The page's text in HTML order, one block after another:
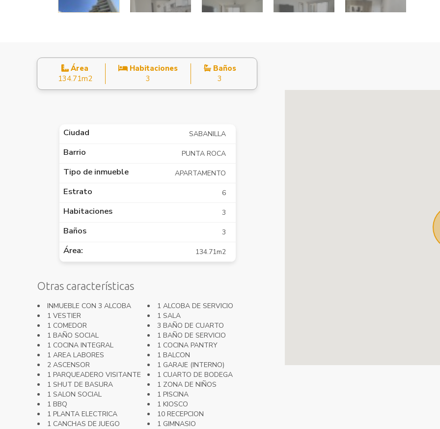
Área
134.71m2
Habitaciones
3
Baños
3
Ciudad SABANILLA
Barrio PUNTA ROCA
Tipo de inmueble APARTAMENTO
Estrato 6
Habitaciones 3
Baños 3
Área: 134.71m2
Otras características
INMUEBLE CON 3 ALCOBA
1 ALCOBA DE SERVICIO
1 VESTIER
1 SALA
1 COMEDOR
3 BAÑO DE CUARTO
1 BAÑO SOCIAL
1 BAÑO DE SERVICIO
1 COCINA INTEGRAL
1 COCINA PANTRY
1 AREA LABORES
1 BALCON
2 ASCENSOR
1 GARAJE (INTERNO)
1 PARQUEADERO VISITANTE
1 CUARTO DE BODEGA
1 SHUT DE BASURA
1 ZONA DE NIÑOS
1 SALON SOCIAL
1 PISCINA
1 BBQ
1 KIOSCO
1 PLANTA ELECTRICA
10 RECEPCION
1 CANCHAS DE JUEGO
1 GIMNASIO